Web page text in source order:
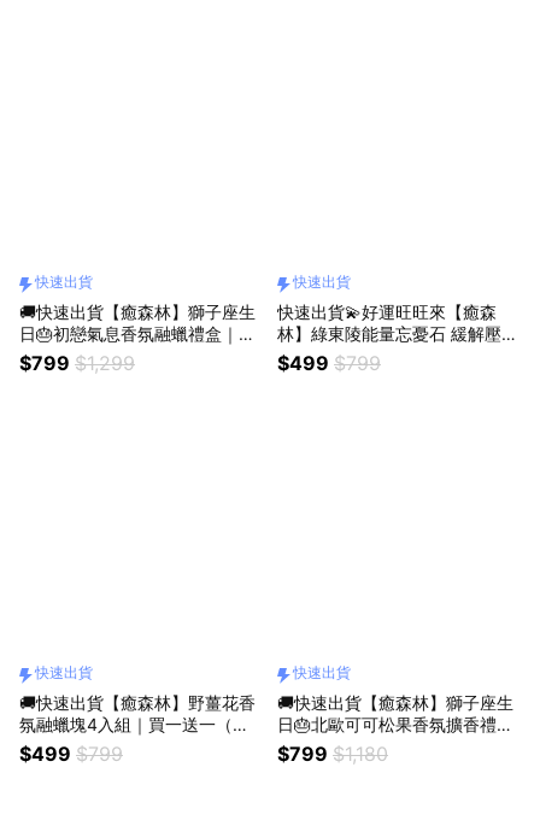
快速出貨
🚚快速出貨【癒森林】獅子座生
日🎂初戀氣息香氛融蠟禮盒｜4
入+融蠟燭燈（生日禮物／質感
送禮／療癒系禮物／送禮推薦）
$799 $1,299
快速出貨
快速出貨💫好運旺旺來【癒森
林】綠東陵能量忘憂石 緩解壓力
x幸運不斷 獅子座生日快樂
$499 $799
快速出貨
🚚快速出貨【癒森林】野薑花香
氛融蠟塊4入組｜買一送一（質
感送禮／療癒小物／香氛禮物／
送禮推薦）
$499 $799
快速出貨
🚚快速出貨【癒森林】獅子座生
日🎂北歐可可松果香氛擴香禮盒
｜水晶杯+松果+15ml香氛油
（收禮人自選香氣／生日禮物／
$799 $1,180